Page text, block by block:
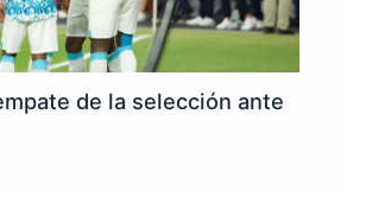
de la selección ante